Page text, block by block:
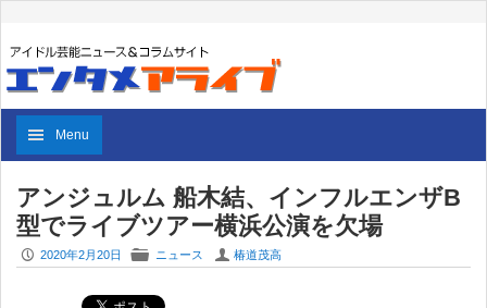
Menu
アンジュルム 船木結、インフルエンザB
型でライブツアー横浜公演を欠場
P 2020年2月20日 F ニュース U 椿道茂高